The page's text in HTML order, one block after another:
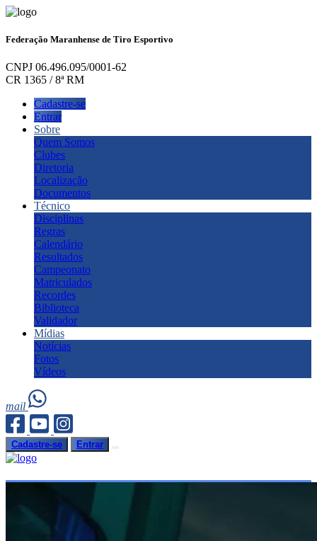
Federação Maranhense de Tiro Esportivo
CNPJ 06.496.095/0001-62
CR 1365 / 8ª RM
Cadastre-se
Entrar
Sobre
Quem Somos
Clubes
Diretoria
Localização
Documentos
Técnico
Disciplinas
Regras
Calendário
Resultados
Campeonato
Matriculados
Recordes
Biblioteca
Validador
Mídias
Notícias
Fotos
Vídeos
mail
Cadastre-se Entrar